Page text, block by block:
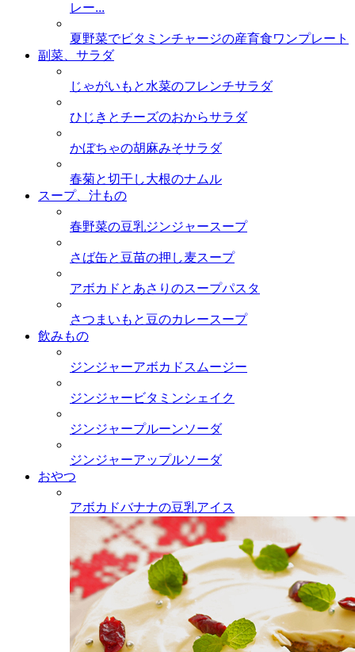
レー...
夏野菜でビタミンチャージの産育食ワンプレート
副菜、サラダ
じゃがいもと水菜のフレンチサラダ
ひじきとチーズのおからサラダ
かぼちゃの胡麻みそサラダ
春菊と切干し大根のナムル
スープ、汁もの
春野菜の豆乳ジンジャースープ
さば缶と豆苗の押し麦スープ
アボカドとあさりのスープパスタ
さつまいもと豆のカレースープ
飲みもの
ジンジャーアボカドスムージー
ジンジャービタミンシェイク
ジンジャープルーンソーダ
ジンジャーアップルソーダ
おやつ
アボカドバナナの豆乳アイス